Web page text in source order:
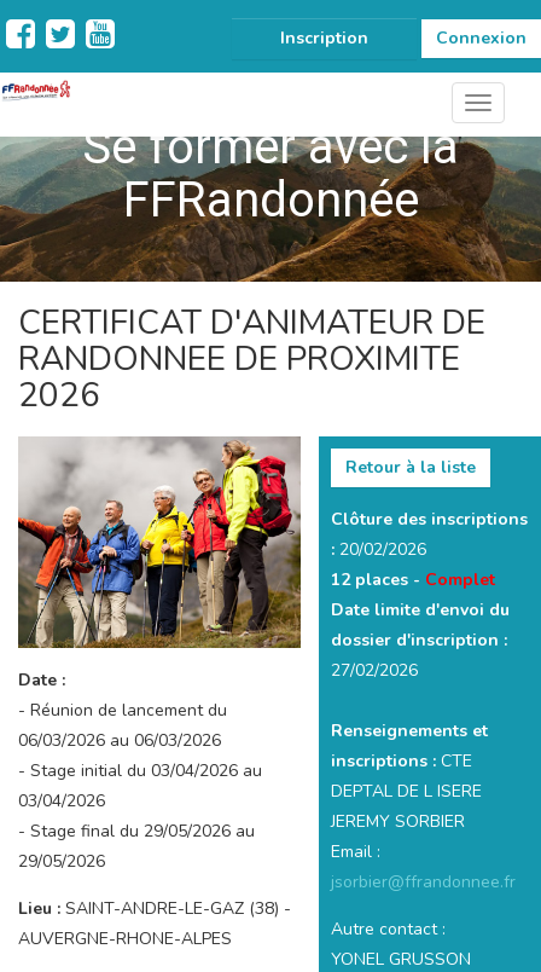
Inscription Connexion
Se former avec la
FFRandonnée
CERTIFICAT D'ANIMATEUR DE
RANDONNEE DE PROXIMITE
2026
Date :
- Réunion de lancement du
06/03/2026 au 06/03/2026
- Stage initial du 03/04/2026 au
03/04/2026
- Stage final du 29/05/2026 au
29/05/2026
Lieu : SAINT-ANDRE-LE-GAZ (38) -
AUVERGNE-RHONE-ALPES
Retour à la liste
Clôture des inscriptions
: 20/02/2026
12 places - Complet
Date limite d'envoi du
dossier d'inscription :
27/02/2026
Renseignements et
inscriptions : CTE
DEPTAL DE L ISERE
JEREMY SORBIER
Email :
jsorbier@ffrandonnee.fr
Autre contact :
YONEL GRUSSON